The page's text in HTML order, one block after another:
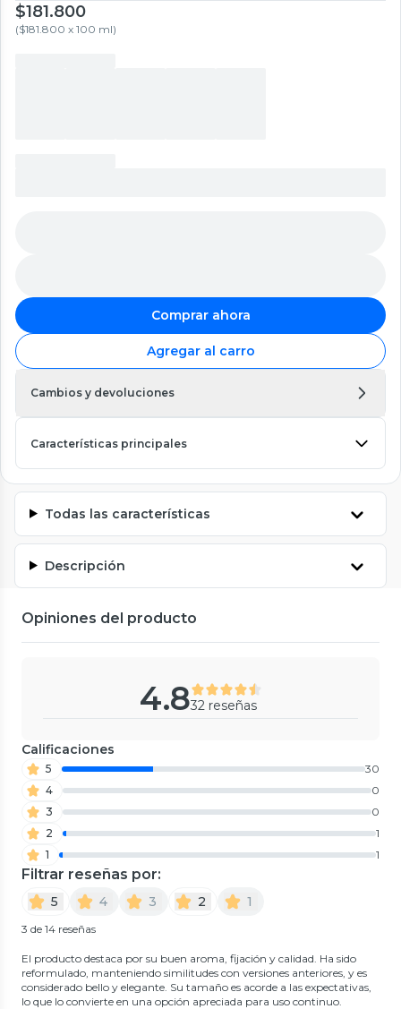
$181.800
($181.800 x 100 ml)
Comprar ahora
Agregar al carro
Cambios y devoluciones
Características principales
Todas las características
Descripción
Opiniones del producto
4.832 reseñas
Calificaciones
5
30
4
0
3
0
2
1
1
1
Filtrar reseñas por:
5 4 3 2 1
3 de 14 reseñas
El producto destaca por su buen aroma, fijación y calidad. Ha sido
reformulado, manteniendo similitudes con versiones anteriores, y es
considerado bello y elegante. Su tamaño es acorde a las expectativas,
lo que lo convierte en una opción apreciada para uso continuo.